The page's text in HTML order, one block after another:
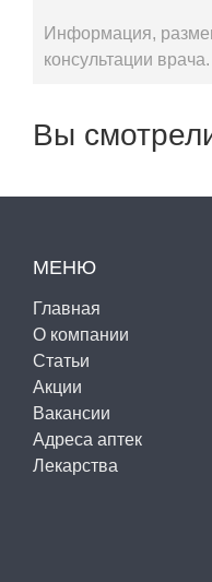
Информация,
консультации
Вы
МЕНЮ
Главная
О компании
Статьи
Акции
Вакансии
Адреса аптек
Лекарства